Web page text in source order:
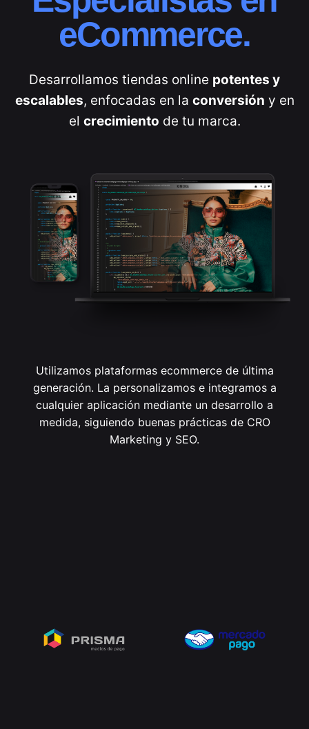
eCommerce.
Desarrollamos tiendas online potentes y
escalables, enfocadas en la conversión y en
el crecimiento de tu marca.
Utilizamos plataformas ecommerce de última
generación. La personalizamos e integramos a
cualquier aplicación mediante un desarrollo a
medida, siguiendo buenas prácticas de CRO
Marketing y SEO.